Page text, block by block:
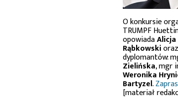
O konkursie
TRUMPF
opowiada
Rąbkowski
dyplomantów:
Zielińska, mgr
Weronika
Bartyzel.
[materiał